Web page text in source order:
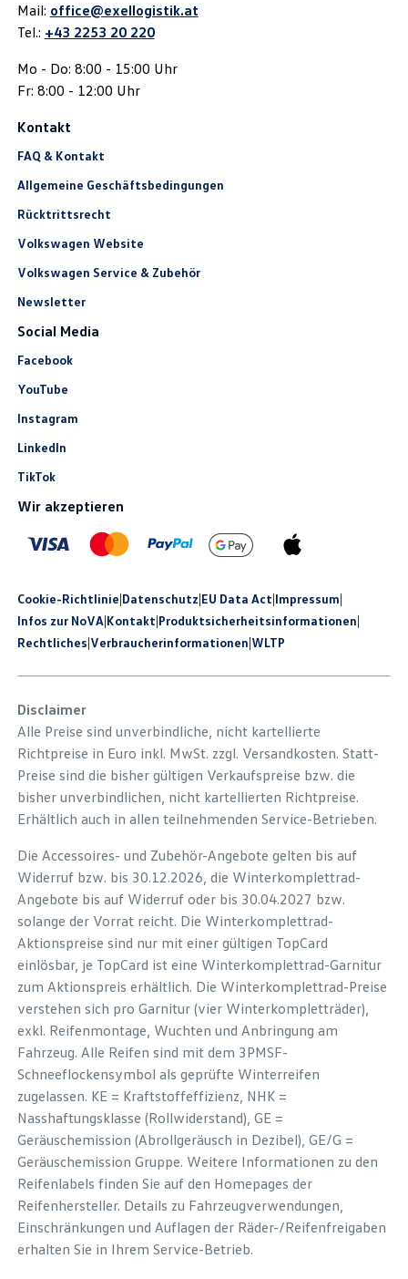
Mail: office@exellogistik.at
Tel.: +43 2253 20 220
Mo - Do: 8:00 - 15:00 Uhr
Fr: 8:00 - 12:00 Uhr
Kontakt
FAQ & Kontakt
Allgemeine Geschäftsbedingungen
Rücktrittsrecht
Volkswagen Website
Volkswagen Service & Zubehör
Newsletter
Social Media
Facebook
YouTube
Instagram
LinkedIn
TikTok
Wir akzeptieren
Cookie-Richtlinie|Datenschutz|EU Data Act|Impressum|
Infos zur NoVA|Kontakt|Produkt­sicherheits­informationen|
Rechtliches|Verbraucherinformationen|WLTP
Disclaimer
Alle Preise sind unverbindliche, nicht kartellierte
Richtpreise in Euro inkl. MwSt. zzgl. Versandkosten. Statt-
Preise sind die bisher gültigen Verkaufspreise bzw. die
bisher unverbindlichen, nicht kartellierten Richtpreise.
Erhältlich auch in allen teilnehmenden Service-Betrieben.
Die Accessoires- und Zubehör-Angebote gelten bis auf
Widerruf bzw. bis 30.12.2026, die Winterkomplettrad-
Angebote bis auf Widerruf oder bis 30.04.2027 bzw.
solange der Vorrat reicht. Die Winterkomplettrad-
Aktionspreise sind nur mit einer gültigen TopCard
einlösbar, je TopCard ist eine Winterkomplettrad-Garnitur
zum Aktionspreis erhältlich. Die Winterkomplettrad-Preise
verstehen sich pro Garnitur (vier Winterkompletträder),
exkl. Reifenmontage, Wuchten und Anbringung am
Fahrzeug. Alle Reifen sind mit dem 3PMSF-
Schneeflockensymbol als geprüfte Winterreifen
zugelassen. KE = Kraftstoffeffizienz, NHK =
Nasshaftungsklasse (Rollwiderstand), GE =
Geräuschemission (Abrollgeräusch in Dezibel), GE/G =
Geräuschemission Gruppe. Weitere Informationen zu den
Reifenlabels finden Sie auf den Homepages der
Reifenhersteller. Details zu Fahrzeugverwendungen,
Einschränkungen und Auflagen der Räder-/Reifenfreigaben
erhalten Sie in Ihrem Service-Betrieb.